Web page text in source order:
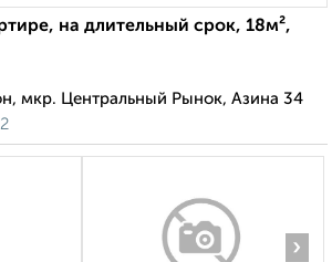
на длительный срок, 18м²,
мкр. Центральный Рынок, Азина 34
›